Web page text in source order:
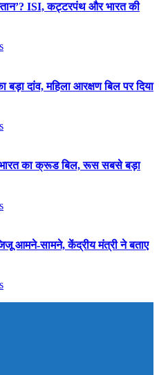
ISI, कट्टरपंथ और भारत की
दांव, महिला आरक्षण बिल पर दिया
का क्रूड बिल, रूस सबसे बड़ा
आमने-सामने, केंद्रीय मंत्री ने बताए